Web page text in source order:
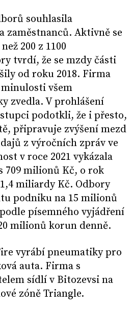
souhlasila
zaměstnanců. Aktivně se
200 z 1100
tvrdí, že se mzdy části
od roku 2018. Firma
minulosti všem
zvedla. V prohlášení
podotkli, že i přesto,
připravuje zvýšení mezd
z výročních zpráv ve
v roce 2021 vykázala
709 milionů Kč, o rok
miliardy Kč. Odbory
podniku na 15 milionů
písemného vyjádření
milionů korun denně.
vyrábí pneumatiky pro
auta. Firma s
sídlí v Bitozevsi na
zóně Triangle.